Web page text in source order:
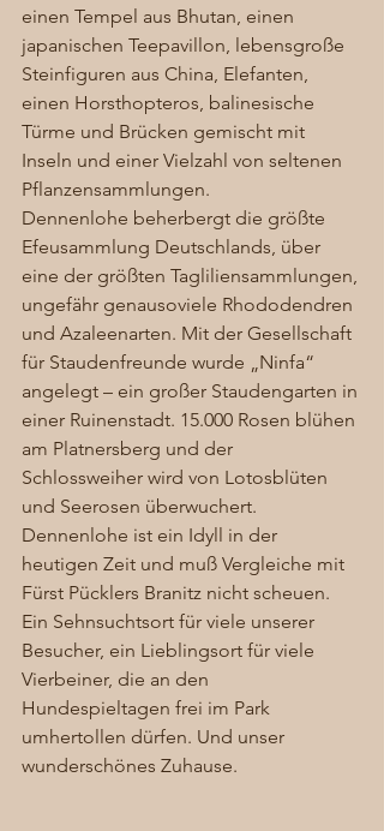
einen Tempel aus Bhutan, einen
japanischen Teepavillon, lebensgroße
Steinfiguren aus China, Elefanten,
einen Horsthopteros, balinesische
Türme und Brücken gemischt mit
Inseln und einer Vielzahl von seltenen
Pflanzensammlungen.
Dennenlohe beherbergt die größte
Efeusammlung Deutschlands, über
eine der größten Tagliliensammlungen,
ungefähr genausoviele Rhododendren
und Azaleenarten. Mit der Gesellschaft
für Staudenfreunde wurde „Ninfa“
angelegt – ein großer Staudengarten in
einer Ruinenstadt. 15.000 Rosen blühen
am Platnersberg und der
Schlossweiher wird von Lotosblüten
und Seerosen überwuchert.
Dennenlohe ist ein Idyll in der
heutigen Zeit und muß Vergleiche mit
Fürst Pücklers Branitz nicht scheuen.
Ein Sehnsuchtsort für viele unserer
Besucher, ein Lieblingsort für viele
Vierbeiner, die an den
Hundespieltagen frei im Park
umhertollen dürfen. Und unser
wunderschönes Zuhause.